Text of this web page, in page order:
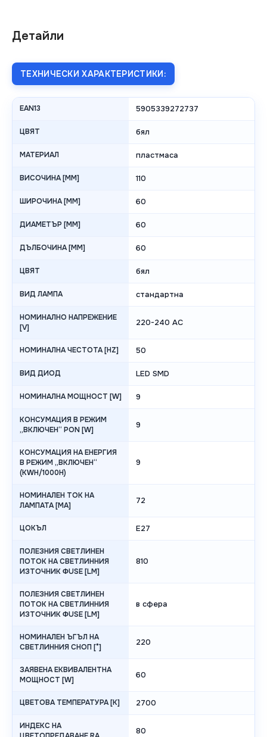
Детайли
ТЕХНИЧЕСКИ ХАРАКТЕРИСТИКИ:
EAN13 5905339272737
ЦВЯТ бял
МАТЕРИАЛ пластмаса
ВИСОЧИНА [MM] 110
ШИРОЧИНА [MM] 60
ДИАМЕТЪР [MM] 60
ДЪЛБОЧИНА [MM] 60
ЦВЯТ бял
ВИД ЛАМПА стандартна
НОМИНАЛНО НАПРЕЖЕНИЕ
[V]
220-240 AC
НОМИНАЛНА ЧЕСТОТА [HZ] 50
ВИД ДИОД LED SMD
НОМИНАЛНА МОЩНОСТ [W] 9
КОНСУМАЦИЯ В РЕЖИМ
„ВКЛЮЧЕН“ PON [W]
9
КОНСУМАЦИЯ НА ЕНЕРГИЯ
В РЕЖИМ „ВКЛЮЧЕН“
(KWH/1000H)
9
НОМИНАЛЕН ТОК НА
ЛАМПАТА [MA]
72
ЦОКЪЛ E27
ПОЛЕЗНИЯ СВЕТЛИНЕН
ПОТОК НА СВЕТЛИННИЯ
ИЗТОЧНИК ΦUSE [LM]
810
ПОЛЕЗНИЯ СВЕТЛИНЕН
ПОТОК НА СВЕТЛИННИЯ
ИЗТОЧНИК ΦUSE [LM]
в сфера
НОМИНАЛЕН ЪГЪЛ НА
СВЕТЛИННИЯ СНОП [°]
220
ЗАЯВЕНА ЕКВИВАЛЕНТНА
МОЩНОСТ [W]
60
ЦВЕТОВА ТЕМПЕРАТУРА [K] 2700
ИНДЕКС НА
80